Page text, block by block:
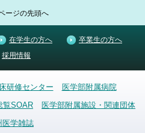
ージの先頭へ
在学生の方へ
卒業生の方へ
採用情報
研修センター
医学部附属病院
覧SOAR
医学部附属施設・関連団体
医学雑誌